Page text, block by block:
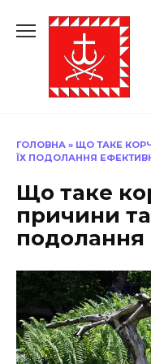
до
ГОЛОВНА » ЩО ТАКЕ
ЇХ ПОДОЛАННЯ
Що таке
причини